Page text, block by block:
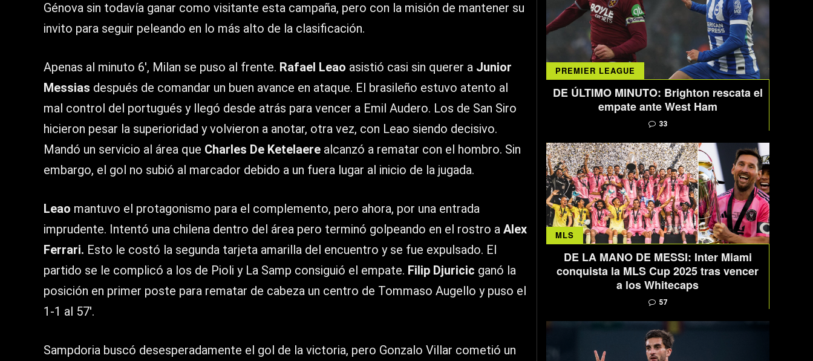
Génova sin todavía ganar como visitante esta campaña, pero con la misión de mantener su
invito para seguir peleando en lo más alto de la clasificación.
Apenas al minuto 6′, Milan se puso al frente. Rafael Leao asistió casi sin querer a Junior
Messias después de comandar un buen avance en ataque. El brasileño estuvo atento al
mal control del portugués y llegó desde atrás para vencer a Emil Audero. Los de San Siro
hicieron pesar la superioridad y volvieron a anotar, otra vez, con Leao siendo decisivo.
Mandó un servicio al área que Charles De Ketelaere alcanzó a rematar con el hombro. Sin
embargo, el gol no subió al marcador debido a un fuera lugar al inicio de la jugada.
Leao mantuvo el protagonismo para el complemento, pero ahora, por una entrada
imprudente. Intentó una chilena dentro del área pero terminó golpeando en el rostro a Alex
Ferrari. Esto le costó la segunda tarjeta amarilla del encuentro y se fue expulsado. El
partido se le complicó a los de Pioli y La Samp consiguió el empate. Filip Djuricic ganó la
posición en primer poste para rematar de cabeza un centro de Tommaso Augello y puso el
1-1 al 57′.
Sampdoria buscó desesperadamente el gol de la victoria, pero Gonzalo Villar cometió un
PREMIER LEAGUE
DE ÚLTIMO MINUTO: Brighton rescata el
empate ante West Ham
33
MLS
DE LA MANO DE MESSI: Inter Miami
conquista la MLS Cup 2025 tras vencer
a los Whitecaps
57